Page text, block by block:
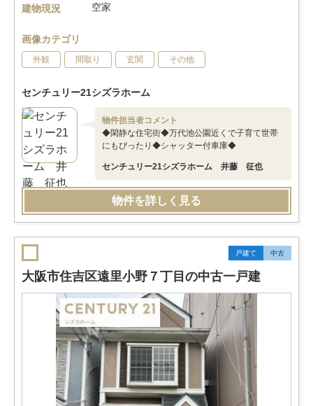
建物現況
空家
画像カテゴリ
外観 間取り 玄関 その他
センチュリー21シズラホーム
物件担当者コメント
◆閑静な住宅街◆万代池公園近くで子育て世帯
にもぴったり◆シャッター付車庫◆
センチュリー21シズラホーム 井藤 征也
物件を詳しく見る
戸建て 中古
大阪市住吉区遠里小野７丁目の中古一戸建